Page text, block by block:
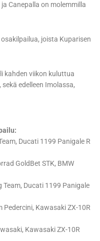
Canepalla on molemmilla
joista Kuparisen
kahden viikon kuluttua
edelleen Imolassa,
Ducati 1199 Panigale R
GoldBet STK, BMW
Team, Ducati 1199 Panigale
Kawasaki ZX-10R
Kawasaki ZX-10R